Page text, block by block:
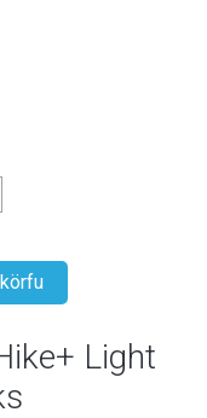
Light